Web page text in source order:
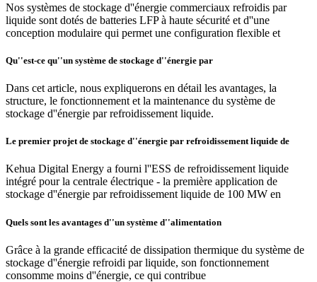
Nos systèmes de stockage d''énergie commerciaux refroidis par
liquide sont dotés de batteries LFP à haute sécurité et d''une
conception modulaire qui permet une configuration flexible et
Qu''est-ce qu''un système de stockage d''énergie par
Dans cet article, nous expliquerons en détail les avantages, la
structure, le fonctionnement et la maintenance du système de
stockage d''énergie par refroidissement liquide.
Le premier projet de stockage d''énergie par refroidissement liquide de
Kehua Digital Energy a fourni l''ESS de refroidissement liquide
intégré pour la centrale électrique - la première application de
stockage d''énergie par refroidissement liquide de 100 MW en
Quels sont les avantages d''un système d''alimentation
Grâce à la grande efficacité de dissipation thermique du système de
stockage d''énergie refroidi par liquide, son fonctionnement
consomme moins d''énergie, ce qui contribue